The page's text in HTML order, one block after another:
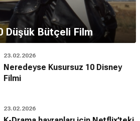
Düşük Bütçeli Film
23.02.2026
Neredeyse Kusursuz 10 Disney
Filmi
23.02.2026